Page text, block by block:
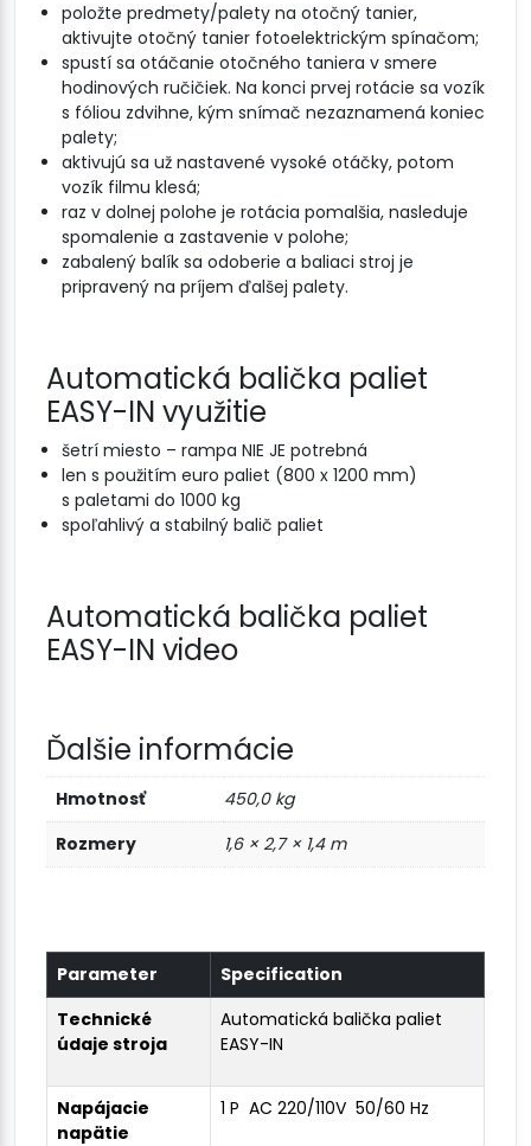
položte predmety/palety na otočný tanier,
aktivujte otočný tanier fotoelektrickým spínačom;
spustí sa otáčanie otočného taniera v smere
hodinových ručičiek. Na konci prvej rotácie sa vozík
s fóliou zdvihne, kým snímač nezaznamená koniec
palety;
aktivujú sa už nastavené vysoké otáčky, potom
vozík filmu klesá;
raz v dolnej polohe je rotácia pomalšia, nasleduje
spomalenie a zastavenie v polohe;
zabalený balík sa odoberie a baliaci stroj je
pripravený na príjem ďalšej palety.
Automatická balička paliet
EASY-IN využitie
šetrí miesto – rampa NIE JE potrebná
len s použitím euro paliet (800 x 1200 mm)
s paletami do 1000 kg
spoľahlivý a stabilný balič paliet
Automatická balička paliet
EASY-IN video
Ďalšie informácie
Hmotnosť
450,0 kg
Rozmery
1,6 × 2,7 × 1,4 m
Parameter
Specification
Technické
údaje stroja
Automatická balička paliet
EASY-IN
Napájacie
napätie
1 P AC 220/110V 50/60 Hz